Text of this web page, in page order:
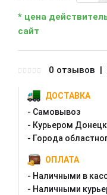
* цена
сайт
0 отзывов |
ДОСТАВКА
- Самовывоз
- Курьером
- Города
ОПЛАТА
- Наличными в
- Наличными